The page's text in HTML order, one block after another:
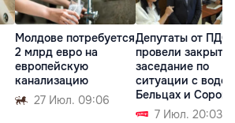
Молдове потребуется
2 млрд евро на
европейскую
канализацию
27 Июл. 09:06
Депутаты от ПДС
провели закрытое
заседание по
ситуации с
Бельцах и
7 Июл. 20:03